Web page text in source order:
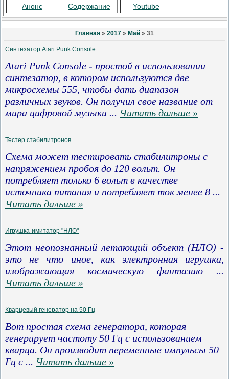
Анонс Содержание Youtube
Главная » 2017 » Май » 31
Синтезатор Atari Punk Console
Atari Punk Console - простой в использовании
синтезатор, в котором используются две
микросхемы 555, чтобы дать диапазон
различных звуков. Он получил свое название от
мира цифровой музыки ... Читать дальше »
Тестер стабилитронов
Схема может тестировать стабилитроны с
напряжением пробоя до 120 вольт. Он
потребляет только 6 вольт в качестве
источника питания и потребляет ток менее 8 ...
Читать дальше »
Игрушка-имитатор "НЛО"
Этот неопознанный летающий объект (НЛО) -
это не что иное, как электронная игрушка,
изображающая космическую фантазию
...
Читать дальше »
Кварцевый генератор на 50 Гц
Вот простая схема генератора, которая
генерирует частоту 50 Гц с использованием
кварца. Он производит переменные импульсы 50
Гц с ... Читать дальше »